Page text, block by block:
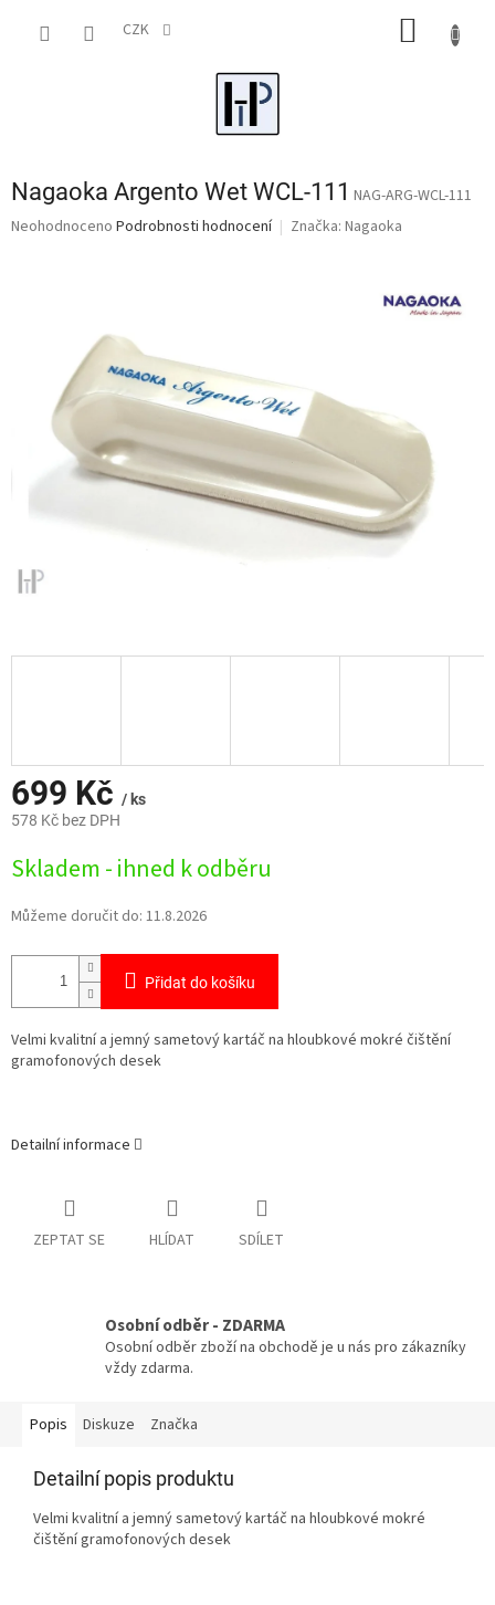
CZK
Nagaoka Argento Wet WCL-111 NAG-ARG-WCL-111
Průměrné
hvězdiček.
Neohodnoceno Podrobnosti hodnocení Značka: Nagaoka
699 Kč / ks
578 Kč bez DPH
cena:
Skladem - ihned k odběru
Můžeme doručit do: 11.8.2026
Přidat do košíku
Velmi kvalitní a jemný sametový kartáč na hloubkové mokré čištění
gramofonových desek
Detailní informace
ZEPTAT SE HLÍDAT SDÍLET
Osobní odběr - ZDARMA
Osobní odběr zboží na obchodě je u nás pro zákazníky
vždy zdarma.
Popis Diskuze Značka
Detailní popis produktu
Velmi kvalitní a jemný sametový kartáč na hloubkové mokré
čištění gramofonových desek